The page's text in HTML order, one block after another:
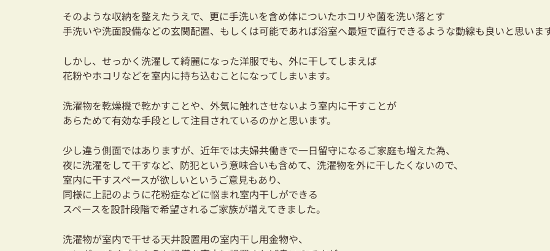
そのような収納を整えたうえで、更に手洗いを含め体についたホコリや菌を洗い落とす
手洗いや洗面設備などの玄関配置、もしくは可能であれば浴室へ最短で直行できるような動線も良いと思いま
しかし、せっかく洗濯して綺麗になった洋服でも、外に干してしまえば
花粉やホコリなどを室内に持ち込むことになってしまいます。
洗濯物を乾燥機で乾かすことや、外気に触れさせないよう室内に干すことが
あらためて有効な手段として注目されているのかと思います。
少し違う側面ではありますが、近年では夫婦共働きで一日留守になるご家庭も増えた為、
夜に洗濯をして干すなど、防犯という意味合いも含めて、洗濯物を外に干したくないので、
室内に干すスペースが欲しいというご意見もあり、
同様に上記のように花粉症などに悩まれ室内干しができる
スペースを設計段階で希望されるご家族が増えてきました。
洗濯物が室内で干せる天井設置用の室内干し用金物や、